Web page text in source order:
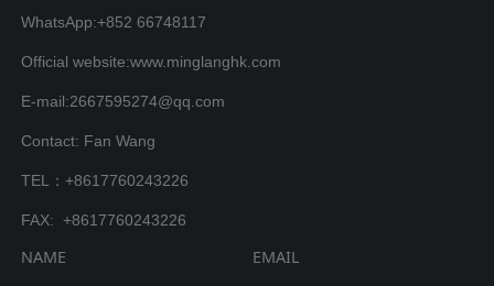
WhatsApp:+852 66748117
Official website:www.minglanghk.com
E-mail:2667595274@qq.com
Contact: Fan Wang
TEL：+8617760243226
FAX: +8617760243226
NAME EMAIL